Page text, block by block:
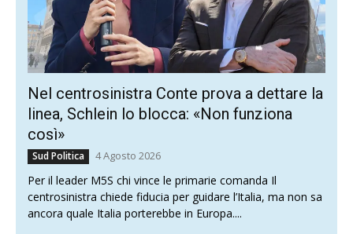
Nel centrosinistra Conte prova a dettare la
linea, Schlein lo blocca: «Non funziona
così»
Sud Politica 4 Agosto 2026
Per il leader M5S chi vince le primarie comanda Il
centrosinistra chiede fiducia per guidare l’Italia, ma non sa
ancora quale Italia porterebbe in Europa....